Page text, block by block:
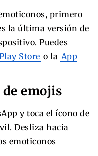
primero
la última versión de
Puedes
Store o la App
de emojis
y toca el ícono de
Desliza hacia
emoticonos